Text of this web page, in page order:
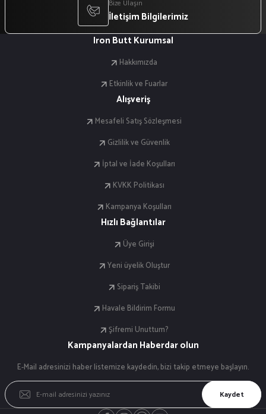
Bize Ulaşın
İletişim Bilgilerimiz
Iron Butt Kurumsal
Hakkımızda
Etkinlik ve Fuarlar
Alışveriş
Mesafeli Satış Sözleşmesi
Gizlilik ve Güvenlik
İptal ve İade Koşulları
KVKK Politikası
Kampanya Koşulları
Hızlı Bağlantılar
Üye Girişi
Yeni üyelik Oluştur
Sipariş Takibi
Havale Bildirim Formu
Şifremi Unuttum?
Kampanyalardan Haberdar olun
E-Mail adresinizi haber listemize kaydedin, bizi takip etmeye başlayın.
Kaydet